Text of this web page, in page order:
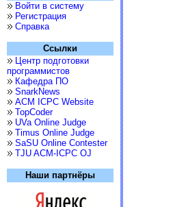
Войти в систему
Регистрация
Справка
Ссылки
Центр подготовки
программистов
Кафедра ПО
SnarkNews
ACM ICPC Website
TopCoder
UVa Online Judge
Timus Online Judge
SaSU Online Contester
TJU ACM-ICPC OJ
Наши партнёры